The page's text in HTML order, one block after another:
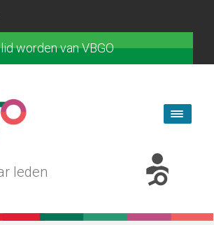
lid worden van VBGO